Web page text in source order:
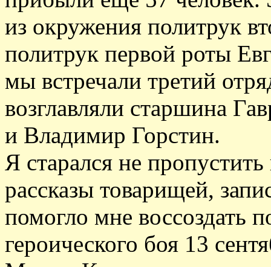
из окружения политрук
политрук первой роты
мы встречали третий
возглавляли старшина
и Владимир Горстин.
Я старался не
рассказы товарищей,
помогло мне воссоздать
героического боя 13